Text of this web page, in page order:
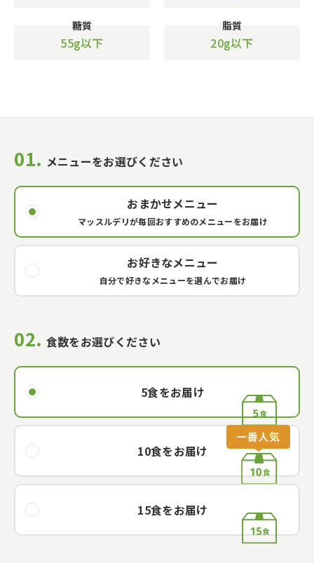
糖質
55g以下
脂質
20g以下
01. メニューをお選びください
おまかせメニュー
マッスルデリが毎回おすすめのメニューをお届け
お好きなメニュー
自分で好きなメニューを選んでお届け
02. 食数をお選びください
5食をお届け
10食をお届け
15食をお届け
02.
5食をお届け
10食をお届け
15食をお届け